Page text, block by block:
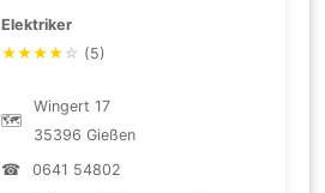
Elektriker
★★★★ ☆ (5)
🗺
Wingert 17
35396 Gießen
☎
0641 54802